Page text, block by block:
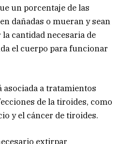
un porcentaje de las
dañadas o mueran y sean
cantidad necesaria de
el cuerpo para funcionar
asociada a tratamientos
de la tiroides, como
y el cáncer de tiroides.
extirpar